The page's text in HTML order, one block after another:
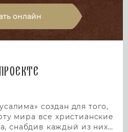
онлайн
создан для того,
мира все христианские
снабдив каждый из них